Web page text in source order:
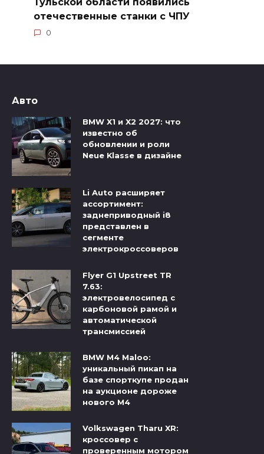
отечественные станки с ЧПУ
0
Авто
BMW X1 и X2 2027: что
известно об
обновлении и роли
Neue Klasse в дизайне
Li Auto расширяет
ассортимент:
заднеприводный i8
представлен в
сегменте
электрокроссоверов
Flyer G1 Upstreet TR
7.63:
электровелосипед с
карбоновой рамой и
автоматической
трансмиссией
BMW M4 Maloo:
уникальный пикап на
базе спорткупе продан
на аукционе дороже
нового M4
Volkswagen Tharu XR:
кроссовер с
проверенным мотором